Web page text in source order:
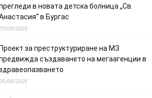
в новата детска болница „Св.
в Бургас
08/2026
за преструктуриране на МЗ
създаването на мегаагенции в
08/2026